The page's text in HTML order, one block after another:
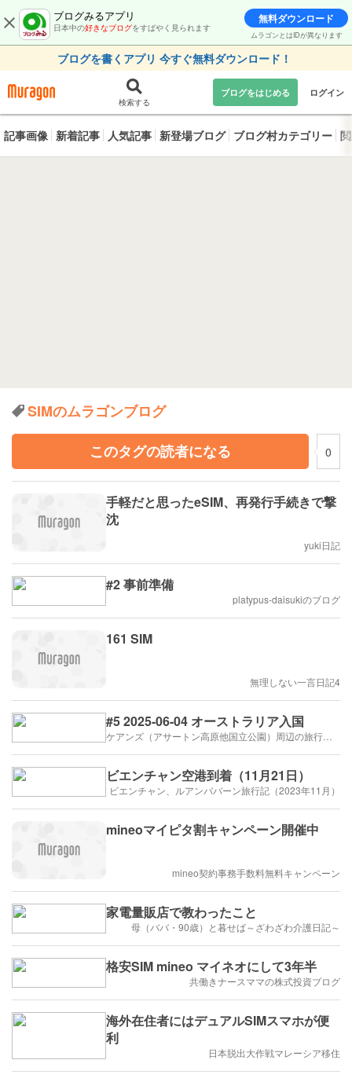
ブログみるアプリ
日本中の好きなブログをすばやく見られます
無料ダウンロード
ムラゴンとはIDが異なります
ブログを書くアプリ 今すぐ無料ダウンロード！
検索する
ブログをはじめる ログイン
記事画像 新着記事 人気記事 新登場ブログ ブログ村カテゴリー
SIMのムラゴンブログ
このタグの読者になる
0
手軽だと思ったeSIM、再発行手続きで撃
沈
yuki日記
#2 事前準備
platypus-daisukiのブログ
161 SIM
無理しない一言日記4
#5 2025-06-04 オーストラリア入国
ビエンチャン空港到着（11月21日）
ビエンチャン、ルアンパバーン旅行記（2023年11月）
mineoマイピタ割キャンペーン開催中
mineo契約事務手数料無料キャンペーン
家電量販店で教わったこと
母（ババ・90歳）と暮せば～ざわざわ介護日記～
格安SIM mineo マイネオにして3年半
共働きナースママの株式投資ブログ
海外在住者にはデュアルSIMスマホが便
利
日本脱出大作戦マレーシア移住